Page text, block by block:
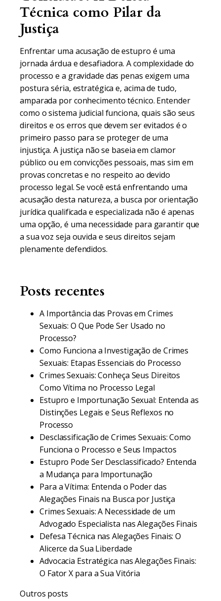
Técnica como Pilar da
Justiça
Enfrentar uma acusação de estupro é uma
jornada árdua e desafiadora. A complexidade do
processo e a gravidade das penas exigem uma
postura séria, estratégica e, acima de tudo,
amparada por conhecimento técnico. Entender
como o sistema judicial funciona, quais são seus
direitos e os erros que devem ser evitados é o
primeiro passo para se proteger de uma
injustiça. A justiça não se baseia em clamor
público ou em convicções pessoais, mas sim em
provas concretas e no respeito ao devido
processo legal. Se você está enfrentando uma
acusação desta natureza, a busca por orientação
jurídica qualificada e especializada não é apenas
uma opção, é uma necessidade para garantir que
a sua voz seja ouvida e seus direitos sejam
plenamente defendidos.
Posts recentes
A Importância das Provas em Crimes
Sexuais: O Que Pode Ser Usado no
Processo?
Como Funciona a Investigação de Crimes
Sexuais: Etapas Essenciais do Processo
Crimes Sexuais: Conheça Seus Direitos
Como Vítima no Processo Legal
Estupro e Importunação Sexual: Entenda as
Distinções Legais e Seus Reflexos no
Processo
Desclassificação de Crimes Sexuais: Como
Funciona o Processo e Seus Impactos
Estupro Pode Ser Desclassificado? Entenda
a Mudança para Importunação
Para a Vítima: Entenda o Poder das
Alegações Finais na Busca por Justiça
Crimes Sexuais: A Necessidade de um
Advogado Especialista nas Alegações Finais
Defesa Técnica nas Alegações Finais: O
Alicerce da Sua Liberdade
Advocacia Estratégica nas Alegações Finais:
O Fator X para a Sua Vitória
Outros posts